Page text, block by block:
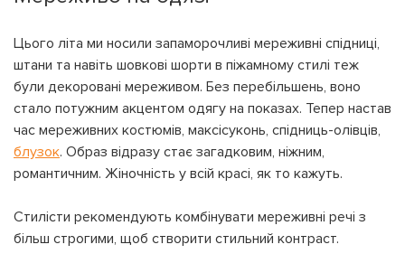
Цього літа ми носили запаморочливі мереживні спідниці,
штани та навіть шовкові шорти в піжамному стилі теж
були декоровані мереживом. Без перебільшень, воно
стало потужним акцентом одягу на показах. Тепер настав
час мереживних костюмів, максісуконь, спідниць-олівців,
блузок. Образ відразу стає загадковим, ніжним,
романтичним. Жіночність у всій красі, як то кажуть.
Стилісти рекомендують комбінувати мереживні речі з
більш строгими, щоб створити стильний контраст.